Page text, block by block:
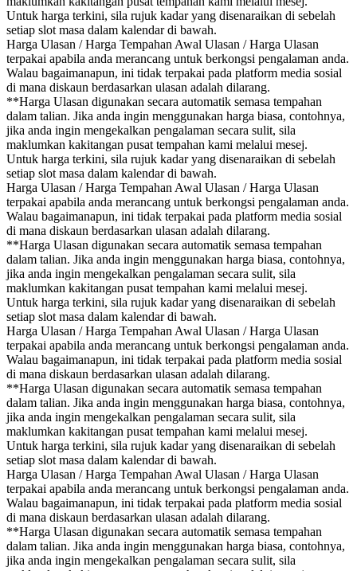
Untuk harga terkini, sila rujuk kadar yang disenaraikan di sebelah
setiap slot masa dalam kalendar di bawah.
Harga Ulasan / Harga Tempahan Awal Ulasan / Harga Ulasan
terpakai apabila anda merancang untuk berkongsi pengalaman anda.
Walau bagaimanapun, ini tidak terpakai pada platform media sosial
di mana diskaun berdasarkan ulasan adalah dilarang.
**Harga Ulasan digunakan secara automatik semasa tempahan
dalam talian. Jika anda ingin menggunakan harga biasa, contohnya,
jika anda ingin mengekalkan pengalaman secara sulit, sila
maklumkan kakitangan pusat tempahan kami melalui mesej.
Untuk harga terkini, sila rujuk kadar yang disenaraikan di sebelah
setiap slot masa dalam kalendar di bawah.
Harga Ulasan / Harga Tempahan Awal Ulasan / Harga Ulasan
terpakai apabila anda merancang untuk berkongsi pengalaman anda.
Walau bagaimanapun, ini tidak terpakai pada platform media sosial
di mana diskaun berdasarkan ulasan adalah dilarang.
**Harga Ulasan digunakan secara automatik semasa tempahan
dalam talian. Jika anda ingin menggunakan harga biasa, contohnya,
jika anda ingin mengekalkan pengalaman secara sulit, sila
maklumkan kakitangan pusat tempahan kami melalui mesej.
Untuk harga terkini, sila rujuk kadar yang disenaraikan di sebelah
setiap slot masa dalam kalendar di bawah.
Harga Ulasan / Harga Tempahan Awal Ulasan / Harga Ulasan
terpakai apabila anda merancang untuk berkongsi pengalaman anda.
Walau bagaimanapun, ini tidak terpakai pada platform media sosial
di mana diskaun berdasarkan ulasan adalah dilarang.
**Harga Ulasan digunakan secara automatik semasa tempahan
dalam talian. Jika anda ingin menggunakan harga biasa, contohnya,
jika anda ingin mengekalkan pengalaman secara sulit, sila
maklumkan kakitangan pusat tempahan kami melalui mesej.
Untuk harga terkini, sila rujuk kadar yang disenaraikan di sebelah
setiap slot masa dalam kalendar di bawah.
Harga Ulasan / Harga Tempahan Awal Ulasan / Harga Ulasan
terpakai apabila anda merancang untuk berkongsi pengalaman anda.
Walau bagaimanapun, ini tidak terpakai pada platform media sosial
di mana diskaun berdasarkan ulasan adalah dilarang.
**Harga Ulasan digunakan secara automatik semasa tempahan
dalam talian. Jika anda ingin menggunakan harga biasa, contohnya,
jika anda ingin mengekalkan pengalaman secara sulit, sila